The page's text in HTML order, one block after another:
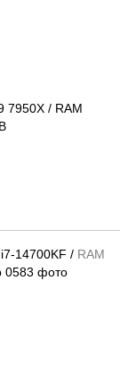
7950X / RAM